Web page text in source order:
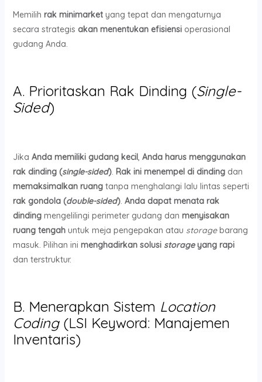
Memilih rak minimarketyang tepat dan mengaturnya
secara strategis akan menentukan efisiensioperasional
gudang Anda.
A. Prioritaskan Rak Dinding (Single-
Sided)
Jika Anda memiliki gudang kecil, Anda harus menggunakan
rak dinding (single-sided). Rak ini menempel di dindingdan
memaksimalkan ruangtanpa menghalangi lalu lintas seperti
rak gondola (double-sided). Anda dapat menata rak
dindingmengelilingi perimeter gudang dan menyisakan
ruang tengahuntuk meja pengepakan atau storagebarang
masuk. Pilihan ini menghadirkan solusi storageyang rapi
dan terstruktur.
B. Menerapkan Sistem Location
Coding(LSI Keyword: Manajemen
Inventaris)